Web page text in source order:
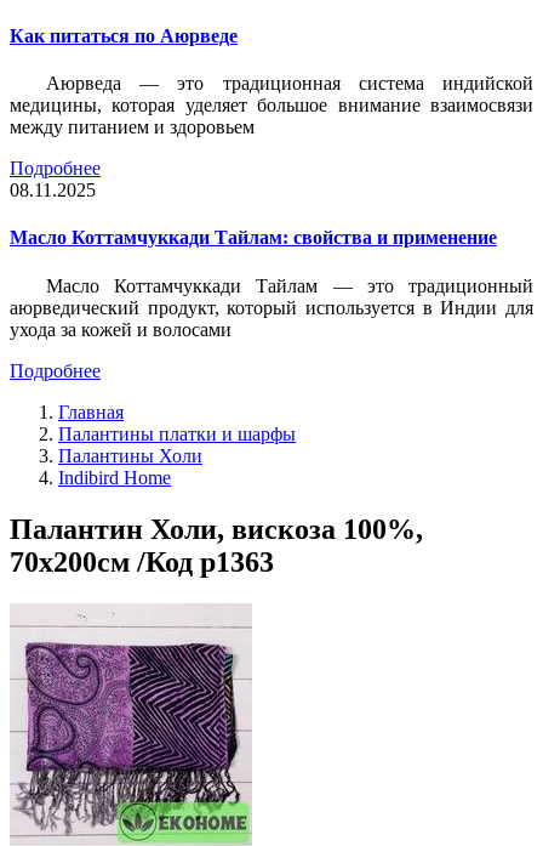
Как питаться по Аюрведе
Аюрведа — это традиционная система индийской
медицины, которая уделяет большое внимание взаимосвязи
между питанием и здоровьем
Подробнее
08.11.2025
Масло Коттамчуккади Тайлам: свойства и применение
Масло Коттамчуккади Тайлам — это традиционный
аюрведический продукт, который используется в Индии для
ухода за кожей и волосами
Подробнее
Главная
Палантины платки и шарфы
Палантины Холи
Indibird Home
Палантин Холи, вискоза 100%,
70х200см /Код p1363